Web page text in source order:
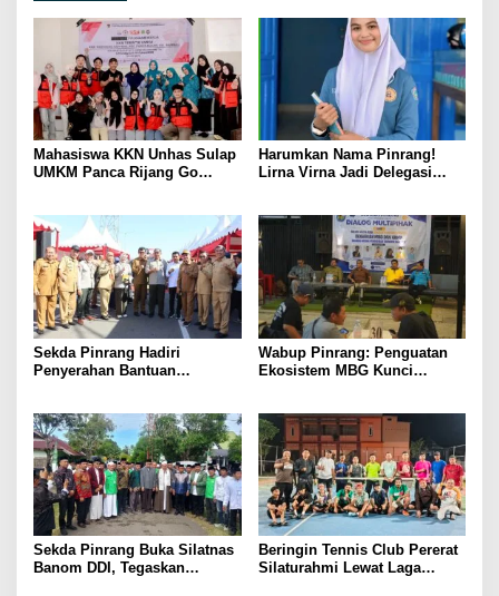
Mahasiswa KKN Unhas Sulap
UMKM Panca Rijang Go
Harumkan Nama Pinrang!
Lirna Virna Jadi Delegasi
Sekda Pinrang Hadiri
Penyerahan Bantuan
Wabup Pinrang: Penguatan
Ekosistem MBG Kunci
Sekda Pinrang Buka Silatnas
Banom DDI, Tegaskan
Beringin Tennis Club Pererat
Silaturahmi Lewat Laga